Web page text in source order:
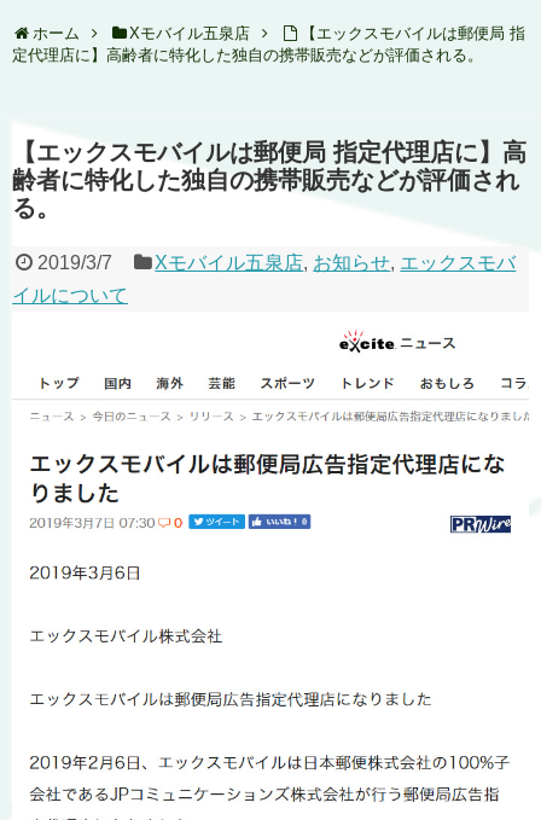
ホーム Xモバイル五泉店
【エックスモバイルは郵便局 指
定代理店に】高齢者に特化した独自の携帯販売などが評価される。
【エックスモバイルは郵便局 指定代理店に】高
齢者に特化した独自の携帯販売などが評価され
る。
2019/3/7 Xモバイル五泉店, お知らせ, エックスモバ
イルについて